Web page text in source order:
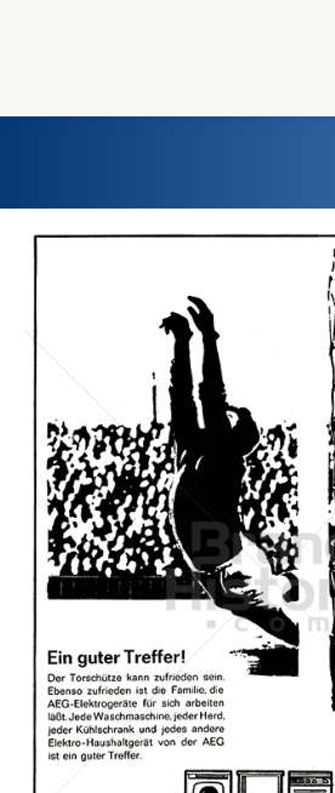
Home
Einst und Heute
Marken
Konzerne
Epoche